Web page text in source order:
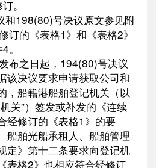
。
和198(80)号决议原文参见附
订的《表格1 》和《表格2》
4。
布之日起， 194(80)号决议
该决议要求申请获取公司和
，船籍港船舶登记机关（以
关”）签发或补发的《连续
经修订的《表格1 》的要
船舶光船承租人、船舶管理
定》第十二条要求向登记机
表格2》也相应符合经修订